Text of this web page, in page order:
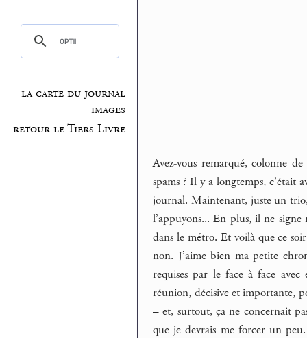
la carte du journal
images
retour le Tiers Livre
Avez-vous remarqué, colonne
spams ? Il y a longtemps, c’était
journal. Maintenant, juste un
l’appuyons... En plus, il ne signe
dans le métro. Et voilà que ce
non. J’aime bien ma petite
requises par le face à face avec
réunion, décisive et importante,
– et, surtout, ça ne concernait
que je devrais me forcer un